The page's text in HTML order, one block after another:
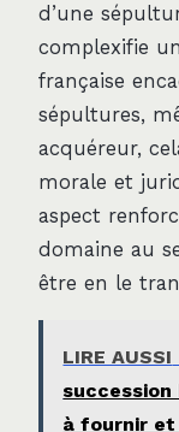
d’une
complexifie
française
sépultures,
acquéreur,
morale et
aspect
domaine au
être en le
LIRE AUSSI
succession
à fournir et